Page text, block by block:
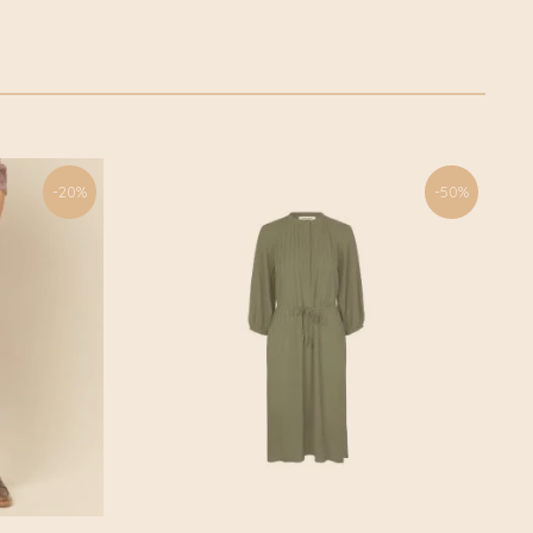
mode willen we je aanmoedigen om jezelf te
momenten in je dagelijkse leven te creëren.
collectie vindt je een mooi evenwicht tussen de laatste
design voor vrouwen die ofwel hun persoonlijke
staan of die geïnspireerd en aangemoedigd willen
uit te proberen.
label welke op eerlijke wijze elke seizoen weer een
te zetten.
Post.nl
-20% -50%